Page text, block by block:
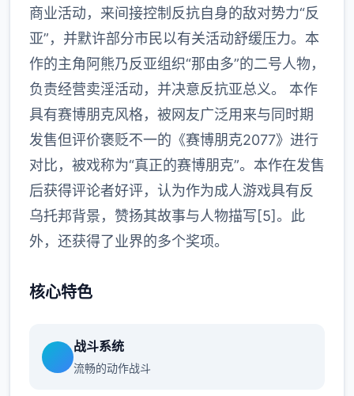
商业活动，来间接控制反抗自身的敌对势力“反
亚”，并默许部分市民以有关活动舒缓压力。本
作的主角阿熊乃反亚组织“那由多”的二号人物，
负责经营卖淫活动，并决意反抗亚总义。 本作
具有赛博朋克风格，被网友广泛用来与同时期
发售但评价褒贬不一的《赛博朋克2077》进行
对比，被戏称为“真正的赛博朋克”。本作在发售
后获得评论者好评，认为作为成人游戏具有反
乌托邦背景，赞扬其故事与人物描写[5]。此
外，还获得了业界的多个奖项。
核心特色
战斗系统
流畅的动作战斗